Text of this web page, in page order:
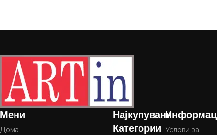
Мени
Дома
Најкупувани
Категории Услови за